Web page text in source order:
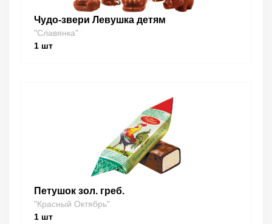
Чудо-звери Левушка детям
"Славянка"
1 шт
Петушок зол. греб.
"Красный Октябрь"
1 шт